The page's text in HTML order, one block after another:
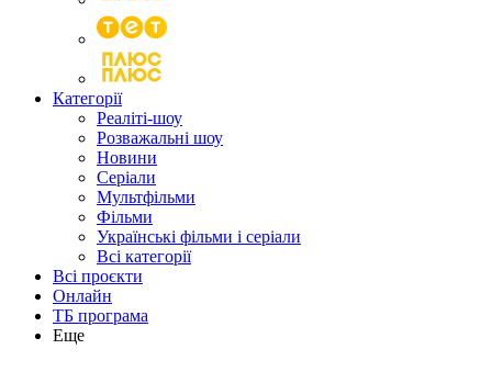
Категорії
Реаліті-шоу
Розважальні шоу
Новини
Серіали
Мультфільми
Фільми
Українські фільми і серіали
Всі категорії
Всі проєкти
Онлайн
ТБ програма
Еще